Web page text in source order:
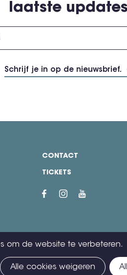
laatste
om de website te verbeteren.
Alle cookies weigeren
CONTACT
TICKETS